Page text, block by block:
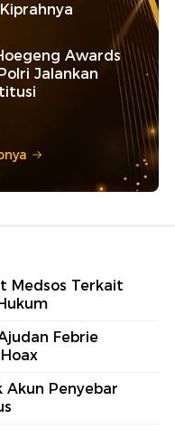
Awards
Jalankan
Medsos Terkait
Febrie
Akun Penyebar